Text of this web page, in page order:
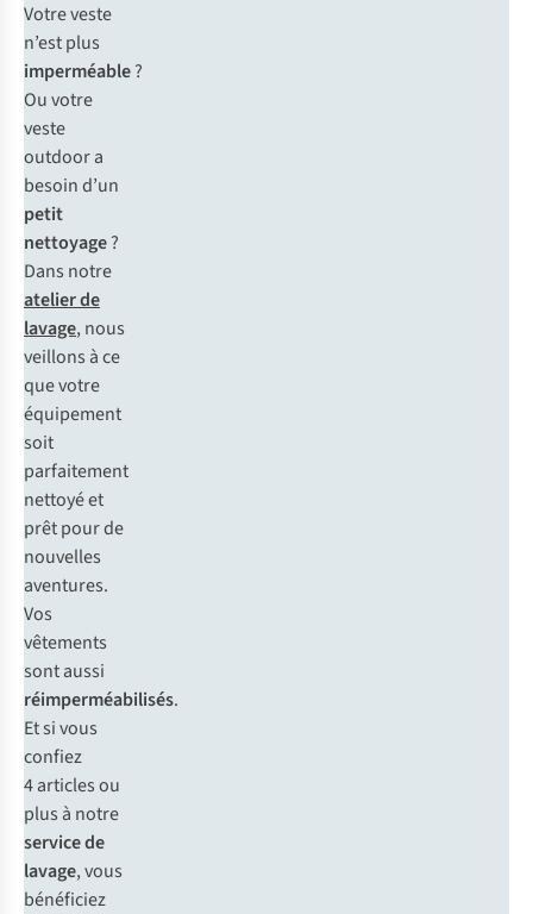
Votre veste
n’est plus
imperméable?
Ou votre
veste
outdoor a
besoin d’un
petit
nettoyage?
Dans notre
atelier de
lavage, nous
veillons à ce
que votre
équipement
soit
parfaitement
nettoyé et
prêt pour de
nouvelles
aventures.
Vos
vêtements
sont aussi
réimperméabilisés.
Et si vous
confiez
4 articles ou
plus à notre
service de
lavage, vous
bénéficiez